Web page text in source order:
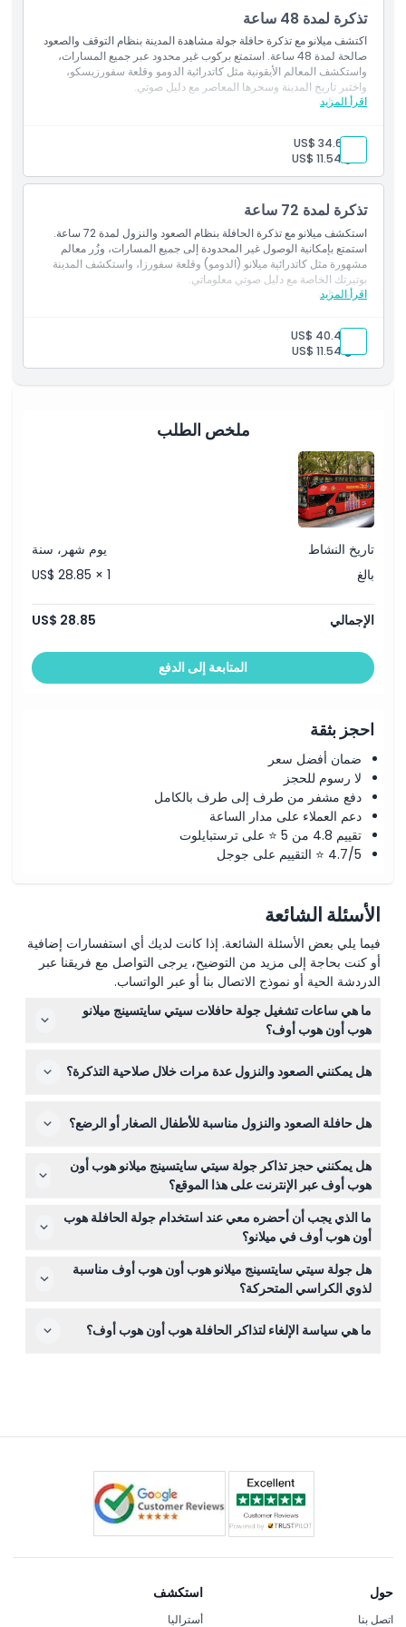
ما يجب معرفته
الموقع
كيفية الاسترداد
سياسة الإلغاء
واي فاي مجاني على متن الحافلة
مساعدة على متن الحافلة
مساعدة في مركز الزوار 'تجربة مشاهدة المعالم'
تذكرة لمدة 48 ساعة
اكتشف ميلانو مع تذكرة حافلة جولة مشاهدة المدينة بنظام التوقف والصعود
صالحة لمدة 48 ساعة. استمتع بركوب غير محدود عبر جميع المسارات،
واستكشف المعالم الأيقونية مثل كاتدرائية الدومو وقلعة سفورزيسكو،
واختبر تاريخ المدينة وسحرها المعاصر مع دليل صوتي.
اقرأ المزيد
المتضمنات
الإسبانية، الفرنسية، الألمانية، البرتغالية، اليابانية، الروسية، الصينية،
العربية)
التطبيق المجاني 'تجربة مشاهدة المدينة' مع عرض موقع الحافلة في
واي فاي مجاني على متن الحافلة
مساعدة على متن الحافلة
مساعدة في مركز الزوار 'تجربة مشاهدة المدينة'
بالغ:
US$ 34.63
طفل:US$ 11.54
تذكرة لمدة 72 ساعة
استكشف ميلانو مع تذكرة الحافلة بنظام الصعود والنزول لمدة 72 ساعة.
استمتع بإمكانية الوصول غير المحدودة إلى جميع المسارات، وزُر معالم
مشهورة مثل كاتدرائية ميلانو (الدومو) وقلعة سفورزا، واستكشف المدينة
بوتيرتك الخاصة مع دليل صوتي معلوماتي.
اقرأ المزيد
المتضمنات
الإسبانية، الفرنسية، الألمانية، البرتغالية، اليابانية، الروسية، الصينية،
العربية)
مساعدة في مركز الزوار 'تجربة مشاهدة المعالم'
بالغ:
US$ 40.40
طفل:US$ 11.54
ملخص الطلب
تاريخ النشاط
يوم شهر، سنة
بالغ
US$ 28.85 × 1
الإجمالي US$ 28.85
المتابعة إلى الدفع
احجز بثقة
ضمان أفضل سعر
لا رسوم للحجز
دفع مشفر من طرف إلى طرف بالكامل
دعم العملاء على مدار الساعة
تقييم 4.8 من 5 ⭐ على ترستبايلوت
4.7/5 ⭐ التقييم على جوجل
الأسئلة الشائعة
فيما يلي بعض الأسئلة الشائعة. إذا كانت لديك أي استفسارات إضافية
أو كنت بحاجة إلى مزيد من التوضيح، يرجى التواصل مع فريقنا عبر
الدردشة الحية أو نموذج الاتصال بنا أو عبر الواتساب.
ما هي ساعات تشغيل جولة حافلات سيتي سايتسينج ميلانو
هوب أون هوب أوف؟
6:00 مساءً، مع ساعات تشغيل ممتدة في الصيف. قد تختلف
التحقق من الأوقات عند الحجز عبر الإنترنت. (قابلة للتغيير —
يرجى التأكد عند الحجز)
هل يمكنني الصعود والنزول عدة مرات خلال صلاحية التذكرة؟
24، 48، أو 72 ساعة الذي تختاره، مما يتيح لك استكشاف
هل حافلة الصعود والنزول مناسبة للأطفال الصغار أو الرضع؟
الأطفال من عمر 0-4 سنوات يمكنهم السفر مجانًا، ولكن يجب
أن يكون جميع الأطفال من 0-15 مصحوبين بشخص بالغ يدفع. يتم
فما فوق.
هل يمكنني حجز تذاكر جولة سيتي سايتسينج ميلانو هوب أون
هوب أوف عبر الإنترنت على هذا الموقع؟
بالتأكيد! يمكنك شراء تذاكرك بأمان عبر الإنترنت هنا واختيار بين
تذاكر 24، 48، أو 72 ساعة لأقصى درجات المرونة.
ما الذي يجب أن أحضره معي عند استخدام جولة الحافلة هوب
أون هوب أوف في ميلانو؟
أحذية مريحة، تذكرة صحيحة (مطبوعة أو رقمية)، بعض الماء،
وكاميرا لالتقاط المناظر الخلابة هي دائمًا فكرة جيدة.
هل جولة سيتي سايتسينج ميلانو هوب أون هوب أوف مناسبة
لذوي الكراسي المتحركة؟
الجميع بمعالم ميلانو التي يجب رؤيتها.
ما هي سياسة الإلغاء لتذاكر الحافلة هوب أون هوب أوف؟
حول
اتصل بنا
استكشف
أستراليا